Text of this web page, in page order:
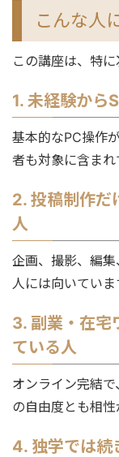
こんな人
この講座は、特
1. 未経験から
基本的なPC操作
者も対象に含まれ
2. 投稿制作だ
人
企画、撮影、編
人には向いていま
3. 副業・在宅
ている人
オンライン完結
の自由度とも相性
4. 独学では続